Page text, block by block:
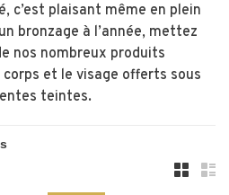
c’est plaisant même en plein
bronzage à l’année, mettez
nos nombreux produits
et le visage offerts sous
teintes.